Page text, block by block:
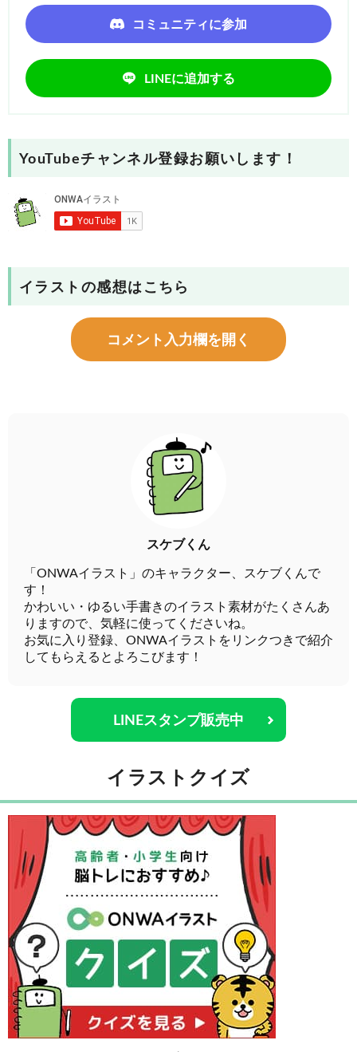
コミュニティに参加
LINEに追加する
YouTubeチャンネル登録お願いします！
イラストの感想はこちら
コメント入力欄を開く
スケブくん
「ONWAイラスト」のキャラクター、スケブくんで
す！
かわいい・ゆるい手書きのイラスト素材がたくさんあ
りますので、気軽に使ってくださいね。
お気に入り登録、ONWAイラストをリンクつきで紹介
してもらえるとよろこびます！
LINEスタンプ販売中
イラストクイズ